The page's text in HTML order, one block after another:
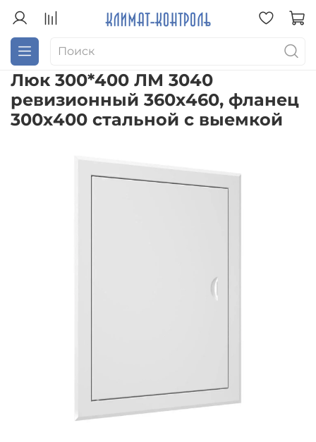
Люк 300*400 ЛМ 3040
ревизионный 360х460, фланец
300х400 стальной с выемкой